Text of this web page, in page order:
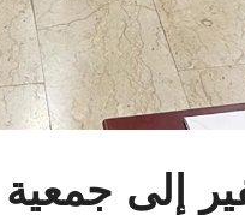
إلى جمعية